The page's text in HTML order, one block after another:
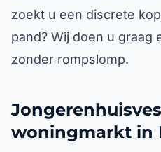
zoekt u een discrete
pand? Wij doen u graag
zonder rompslomp.
woningmarkt in